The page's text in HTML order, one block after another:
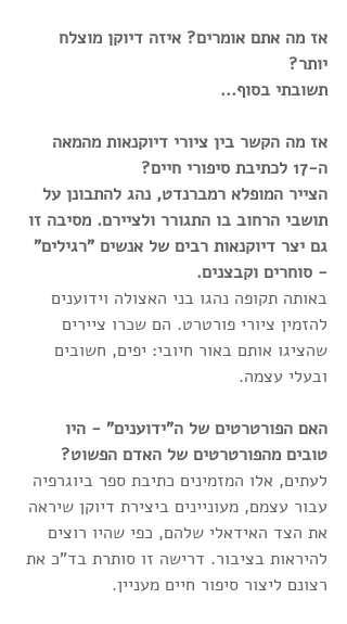
אז מה אתם אומרים? איזה דיוקן מוצלח
יותר?
תשובתי בסוף...
אז מה הקשר בין ציורי דיוקנאות מהמאה
ה-17 לכתיבת סיפורי חיים?
הצייר המופלא רמברנדט, נהג להתבונן על
תושבי הרחוב בו התגורר ולציירם. מסיבה זו
גם יצר דיוקנאות רבים של אנשים "רגילים"
- סוחרים וקבצנים.
באותה תקופה נהגו בני האצולה וידוענים
להזמין ציורי פורטרט. הם שכרו ציירים
שהציגו אותם באור חיובי: יפים, חשובים
ובעלי עצמה.
האם הפורטרטים של ה"ידוענים" - היו
טובים מהפורטרטים של האדם הפשוט?
לעתים, אלו המזמינים כתיבת ספר ביוגרפיה
עבור עצמם, מעוניינים ביצירת דיוקן שיראה
את הצד האידאלי שלהם, כפי שהיו רוצים
להיראות בציבור. דרישה זו סותרת בד"כ את
רצונם ליצור סיפור חיים מעניין.